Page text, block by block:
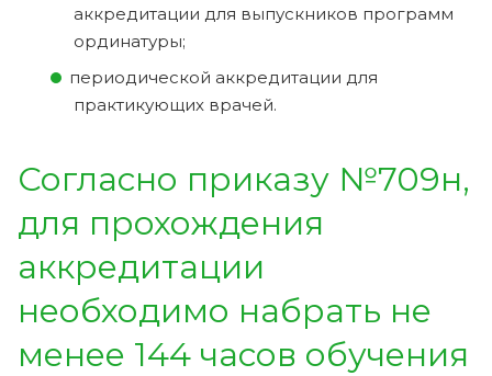
аккредитации для выпускников программ
ординатуры;
периодической аккредитации для
практикующих врачей.
Согласно приказу №709н,
для прохождения
аккредитации
необходимо набрать не
менее 144 часов обучения